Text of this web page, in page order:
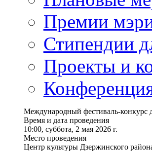
Премии
Стипендии
Проекты и
Международный фестиваль-конкурс
Время и дата проведения
10:00, суббота, 2 мая 2026 г.
Место проведения
Центр культуры Дзержинского